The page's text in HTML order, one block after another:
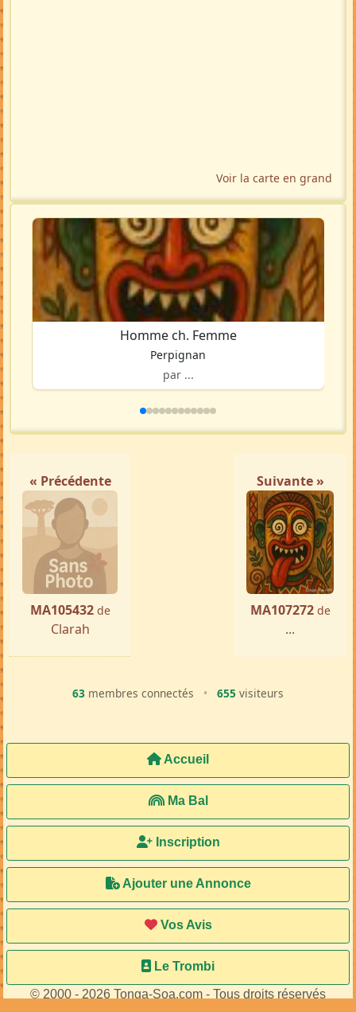
Voir la carte en grand
Homme ch. Femme
Perpignan
par ...
« Précédente
MA105432 de
Clarah
Suivante »
MA107272 de
...
63 membres connectés • 655 visiteurs
Accueil
Ma Bal
Inscription
Ajouter une Annonce
Vos Avis
Le Trombi
© 2000 - 2026 Tonga-Soa.com - Tous droits réservés